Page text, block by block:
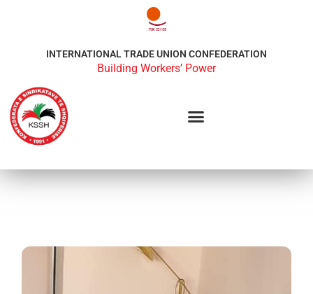
INTERNATIONAL TRADE UNION CONFEDERATION
Building Workers’ Power